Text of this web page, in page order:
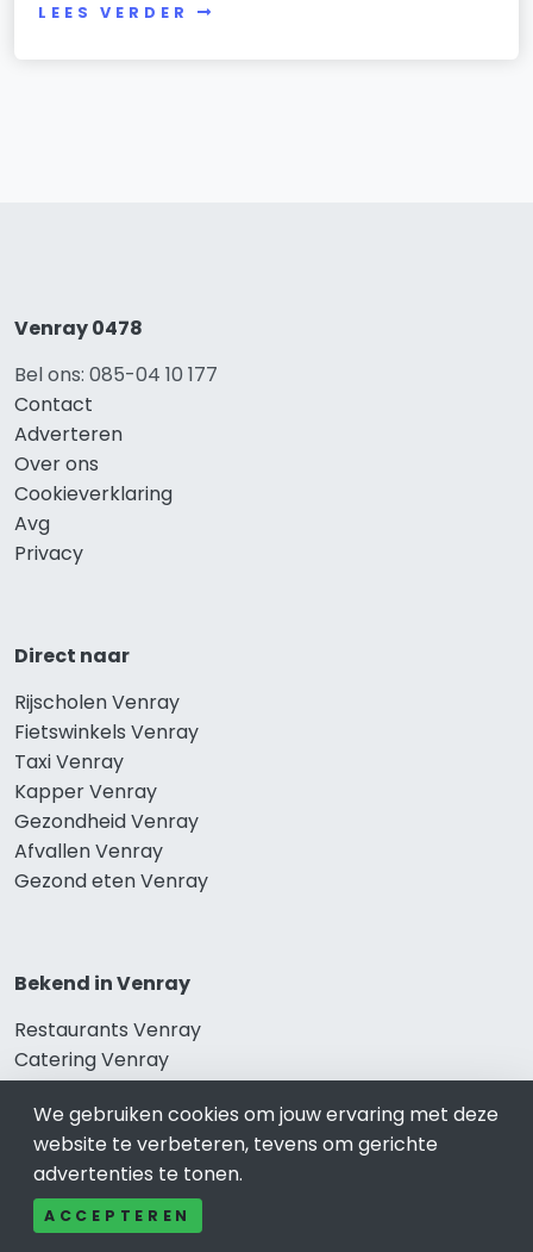
LEES VERDER
Venray 0478
Bel ons: 085-04 10 177
Contact
Adverteren
Over ons
Cookieverklaring
Avg
Privacy
Direct naar
Rijscholen Venray
Fietswinkels Venray
Taxi Venray
Kapper Venray
Gezondheid Venray
Afvallen Venray
Gezond eten Venray
Bekend in Venray
Restaurants Venray
Catering Venray
Schoonheidssalon Venray
Tandartspraktijken Venray
Loodgieters Venray
Stukadoorsbedrijf Venray
Verhuisbedrijf Venray
We gebruiken cookies om jouw ervaring met deze
website te verbeteren, tevens om gerichte
advertenties te tonen.
ACCEPTEREN